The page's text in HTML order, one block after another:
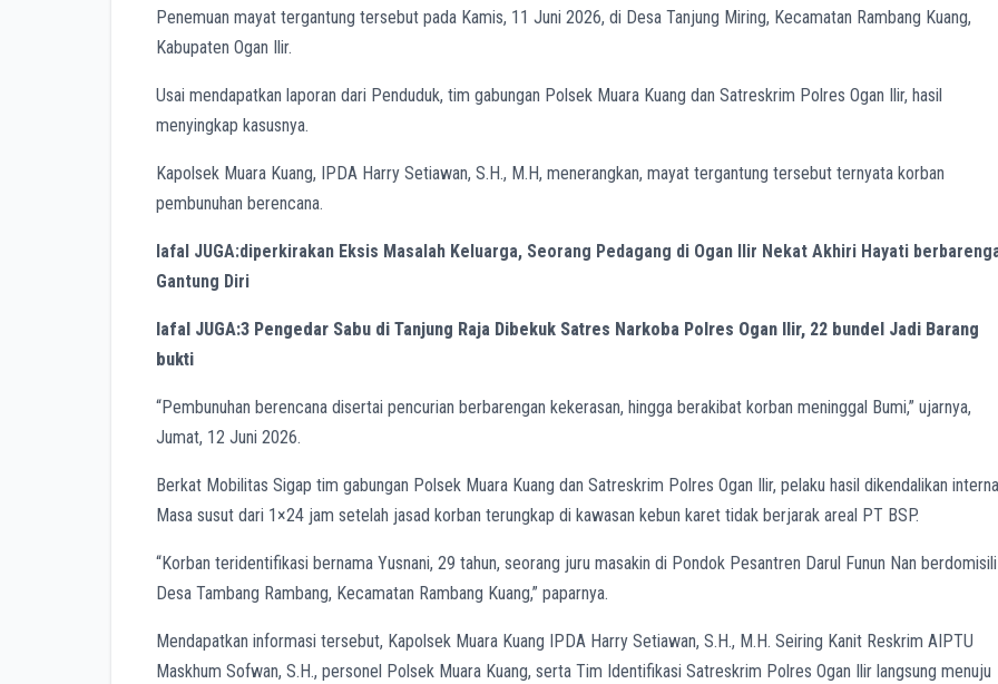
Penemuan mayat tergantung tersebut pada Kamis, 11 Juni 2026, di Desa Tanjung Miring, Kecamatan Rambang Kuang,
Kabupaten Ogan Ilir.
Usai mendapatkan laporan dari Penduduk, tim gabungan Polsek Muara Kuang dan Satreskrim Polres Ogan Ilir, hasil
menyingkap kasusnya.
Kapolsek Muara Kuang, IPDA Harry Setiawan, S.H., M.H, menerangkan, mayat tergantung tersebut ternyata korban
pembunuhan berencana.
lafal JUGA:diperkirakan Eksis Masalah Keluarga, Seorang Pedagang di Ogan Ilir Nekat Akhiri Hayati
Gantung Diri
lafal JUGA:3 Pengedar Sabu di Tanjung Raja Dibekuk Satres Narkoba Polres Ogan Ilir, 22 bundel Jadi Barang
bukti
“Pembunuhan berencana disertai pencurian berbarengan kekerasan, hingga berakibat korban meninggal Bumi,” ujarnya,
Jumat, 12 Juni 2026.
Berkat Mobilitas Sigap tim gabungan Polsek Muara Kuang dan Satreskrim Polres Ogan Ilir, pelaku hasil dikendalikan internal
Masa susut dari 1×24 jam setelah jasad korban terungkap di kawasan kebun karet tidak berjarak areal PT BSP.
“Korban teridentifikasi bernama Yusnani, 29 tahun, seorang juru masakin di Pondok Pesantren Darul Funun Nan
Desa Tambang Rambang, Kecamatan Rambang Kuang,” paparnya.
Mendapatkan informasi tersebut, Kapolsek Muara Kuang IPDA Harry Setiawan, S.H., M.H. Seiring Kanit Reskrim AIPTU
Maskhum Sofwan, S.H., personel Polsek Muara Kuang, serta Tim Identifikasi Satreskrim Polres Ogan Ilir langsung menuju